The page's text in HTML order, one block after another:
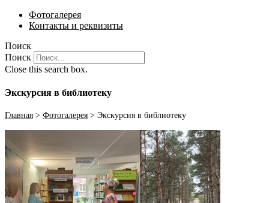
Фотогалерея
Контакты и реквизиты
Поиск
Поиск
Close this search box.
Экскурсия в библиотеку
Главная > Фотогалерея > Экскурсия в библиотеку